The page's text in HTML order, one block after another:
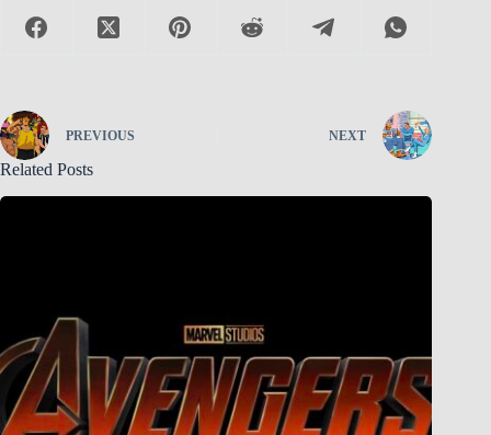
PREVIOUS NEXT
Related Posts